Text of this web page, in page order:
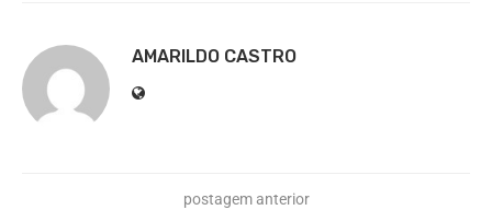
AMARILDO CASTRO
postagem anterior